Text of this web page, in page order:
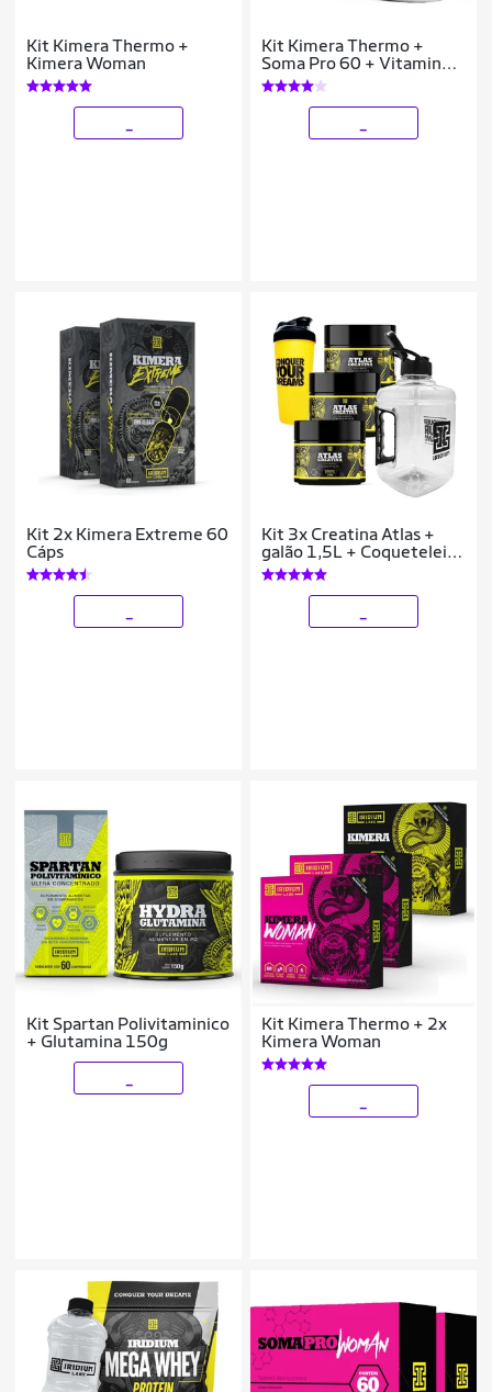
Kit Kimera Thermo +
Kimera Woman
Kit Kimera Thermo +
Soma Pro 60 + Vitamina
D
Kit 2x Kimera Extreme 60
Cáps
Kit 3x Creatina Atlas +
galão 1,5L + Coqueteleira
600ml
Kit Spartan Polivitaminico
+ Glutamina 150g
Kit Kimera Thermo + 2x
Kimera Woman